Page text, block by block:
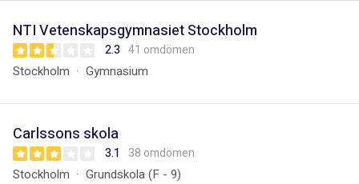
NTI Vetenskapsgymnasiet Stockholm
2.3 41 omdömen
Stockholm Gymnasium
Carlssons skola
3.1 38 omdömen
Stockholm Grundskola (F - 9)